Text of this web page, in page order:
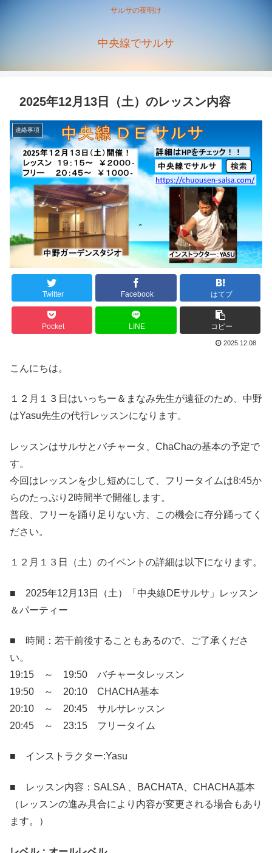
サルサの夜明け
中央線でサルサ
2025年12月13日（土）のレッスン内容
連絡事項
Twitter Facebook はてブ
Pocket LINE コピー
2025.12.08
こんにちは。
１２月１３日はいっちー＆まなみ先生が遠征のため、中野
はYasu先生の代行レッスンになります。
レッスンはサルサとバチャータ、ChaChaの基本の予定で
す。
今回はレッスンを少し短めにして、フリータイムは8:45か
らのたっぷり2時間半で開催します。
普段、フリーを踊り足りない方、この機会に存分踊ってく
ださい。
１２月１３日（土）のイベントの詳細は以下になります。
■ 2025年12月13日（土）「中央線DEサルサ」レッスン
＆パーティー
■ 時間：若干前後することもあるので、ご了承くださ
い。
19:15 ～ 19:50 バチャータレッスン
19:50 ～ 20:10 CHACHA基本
20:10 ～ 20:45 サルサレッスン
20:45 ～ 23:15 フリータイム
■ インストラクター:Yasu
■ レッスン内容：SALSA 、BACHATA、CHACHA基本
（レッスンの進み具合により内容が変更される場合もあり
ます。）